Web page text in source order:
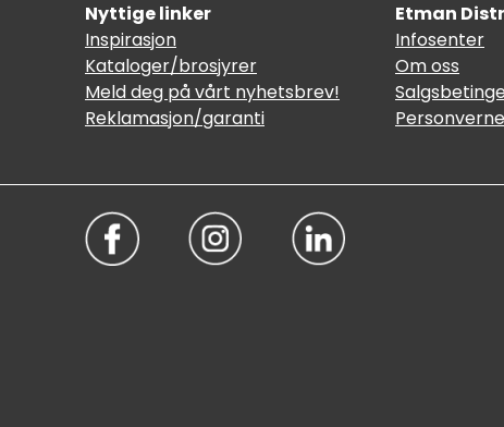
Nyttige linker
Inspirasjon
Kataloger/brosjyrer
Meld deg på vårt nyhetsbrev!
Reklamasjon/garanti
Etman
Infosenter
Om oss